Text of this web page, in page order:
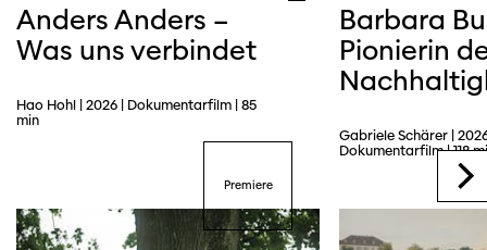
Anders Anders –
Was uns verbindet
Hao Hohl | 2026 | Dokumentarfilm | 85
min
Premiere
Barbara
Pionierin
Gabriele Schärer |
Dokumentarfilm | 118